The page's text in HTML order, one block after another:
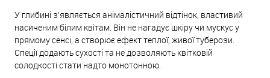
У глибині з’являється анімалістичний відтінок, властивий
насиченим білим квітам. Він не нагадує шкіру чи мускус у
прямому сенсі, а створює ефект теплої, живої туберози.
Спеції додають сухості та не дозволяють квітковій
солодкості стати надто монотонною.